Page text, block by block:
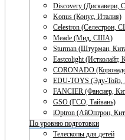
Discovery
Konus (Конус, Италия)
Celestron (Селестрон,
Meade (Мид, США)
Sturman (Штурман,
Eastcolight (Истколайт,
CORONADO
EDU-TOYS (Эду-Тойз,
FANCIER (Фансиер,
GSO (ГСО, Тайвань)
iOptron (АйОптрон,
По уровню подготовки
Телескопы для детей